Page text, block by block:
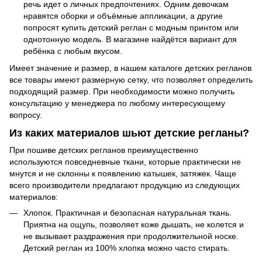
речь идет о личных предпочтениях. Одним девочкам
нравятся оборки и объёмные аппликации, а другие
попросят купить детский реглан с модным принтом или
однотонную модель. В магазине найдётся вариант для
ребёнка с любым вкусом.
Имеет значение и размер, в нашем каталоге детских регланов
все товары имеют размерную сетку, что позволяет определить
подходящий размер. При необходимости можно получить
консультацию у менеджера по любому интересующему
вопросу.
Из каких материалов шьют детские регланы?
При пошиве детских регланов преимущественно
используются повседневные ткани, которые практически не
мнутся и не склонны к появлению катышек, затяжек. Чаще
всего производители предлагают продукцию из следующих
материалов:
Хлопок. Практичная и безопасная натуральная ткань.
Приятна на ощупь, позволяет коже дышать, не колется и
не вызывает раздражения при продолжительной носке.
Детский реглан из 100% хлопка можно часто стирать.